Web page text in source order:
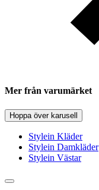
Mer från varumärket
Hoppa över karusell
Stylein Kläder
Stylein Damkläder
Stylein Västar